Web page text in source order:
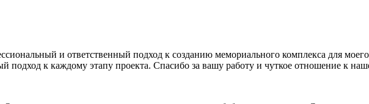
и ответственный подход к созданию мемориального комплекса для
подход к каждому этапу проекта. Спасибо за вашу работу и чуткое отношение к